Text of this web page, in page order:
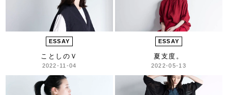
ESSAY
ことしのＶ
2022-11-04
ESSAY
夏支度。
2022-05-13